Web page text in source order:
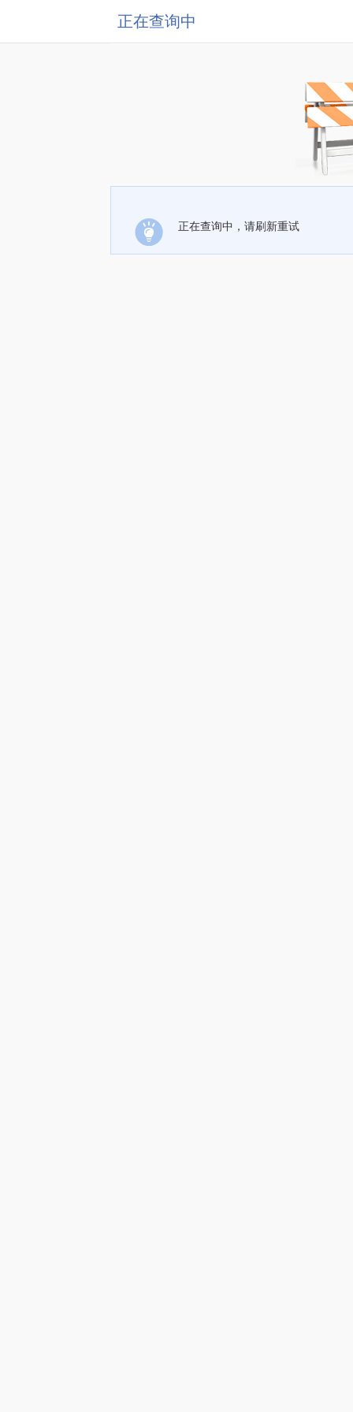
正在查询中
正在查询中，请刷新重试